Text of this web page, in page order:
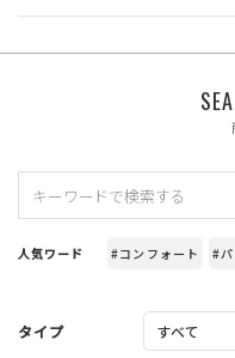
人気ワード #コンフォート #
タイプ